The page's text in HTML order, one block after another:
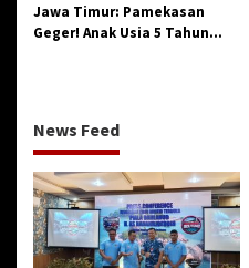
Jawa Timur: Pamekasan
Geger! Anak Usia 5 Tahun
News Feed